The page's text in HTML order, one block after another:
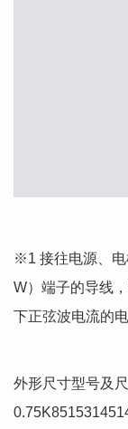
※1 接往电源、
W）端子的导线
下正弦波电流的
外形尺寸型号及